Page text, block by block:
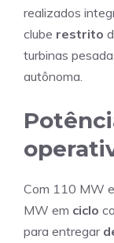
realizados
clube restrito
turbinas
autônoma.
Com 110 MW
MW em ciclo
para entregar